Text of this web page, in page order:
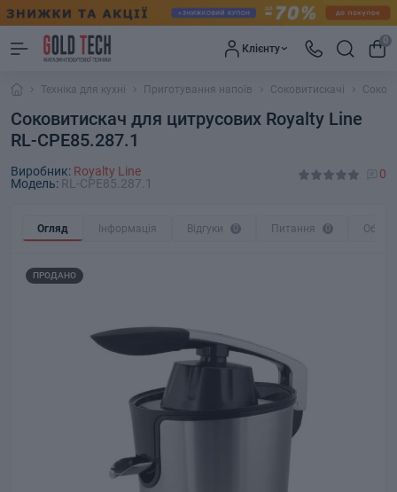
Клієнту
0
Техніка для кухні Приготування напоїв Соковитискачі
Соковитискач для цитрусових Royalty Line
RL-CPE85.287.1
Виробник: Royalty Line
Модель: RL-CPE85.287.1
0
Огляд Інформація Відгуки 0 Питання 0 Обмін
ПРОДАНО